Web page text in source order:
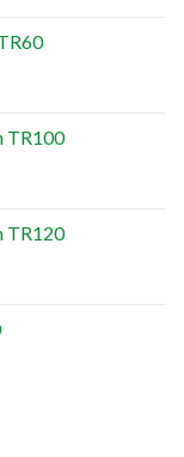
TR100
TR120